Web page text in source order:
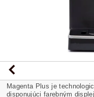
Magenta Plus je
disponujúci farebným